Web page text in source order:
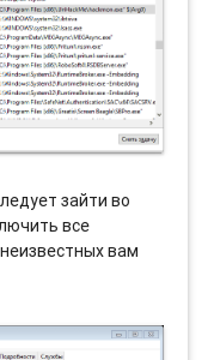
зайти во
все
вам